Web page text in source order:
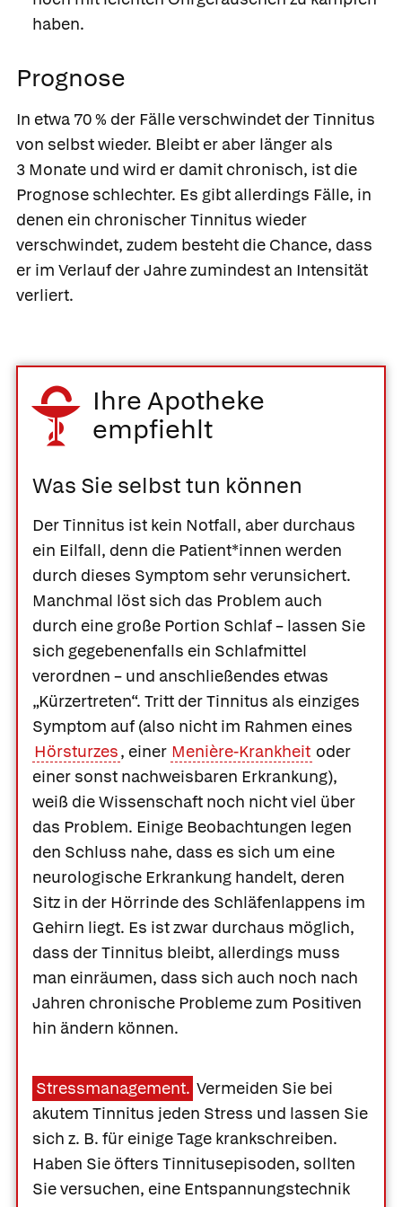
haben.
Prognose
In etwa 70 % der Fälle verschwindet der Tinnitus
von selbst wieder. Bleibt er aber länger als
3 Monate und wird er damit chronisch, ist die
Prognose schlechter. Es gibt allerdings Fälle, in
denen ein chronischer Tinnitus wieder
verschwindet, zudem besteht die Chance, dass
er im Verlauf der Jahre zumindest an Intensität
verliert.
Ihre Apotheke
empfiehlt
Was Sie selbst tun können
Der Tinnitus ist kein Notfall, aber durchaus
ein Eilfall, denn die Patient*innen werden
durch dieses Symptom sehr verunsichert.
Manchmal löst sich das Problem auch
durch eine große Portion Schlaf – lassen Sie
sich gegebenenfalls ein Schlafmittel
verordnen – und anschließendes etwas
„Kürzertreten“. Tritt der Tinnitus als einziges
Symptom auf (also nicht im Rahmen eines
Hörsturzes, einer Menière-Krankheit oder
einer sonst nachweisbaren Erkrankung),
weiß die Wissenschaft noch nicht viel über
das Problem. Einige Beobachtungen legen
den Schluss nahe, dass es sich um eine
neurologische Erkrankung handelt, deren
Sitz in der Hörrinde des Schläfenlappens im
Gehirn liegt. Es ist zwar durchaus möglich,
dass der Tinnitus bleibt, allerdings muss
man einräumen, dass sich auch noch nach
Jahren chronische Probleme zum Positiven
hin ändern können.
Stressmanagement. Vermeiden Sie bei
akutem Tinnitus jeden Stress und lassen Sie
sich z. B. für einige Tage krankschreiben.
Haben Sie öfters Tinnitusepisoden, sollten
Sie versuchen, eine Entspannungstechnik